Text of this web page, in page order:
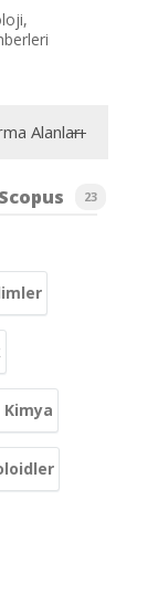
Alanları
Scopus 23
Kimya